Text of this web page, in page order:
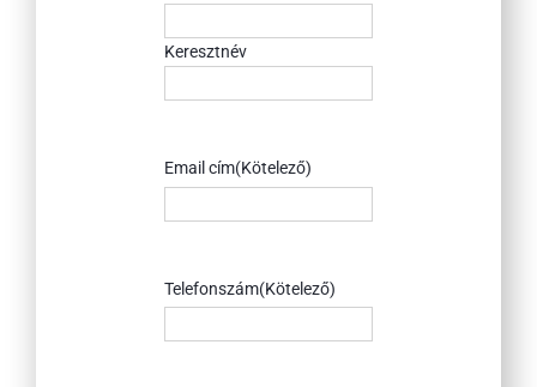
Keresztnév
Email cím(Kötelező)
Telefonszám(Kötelező)